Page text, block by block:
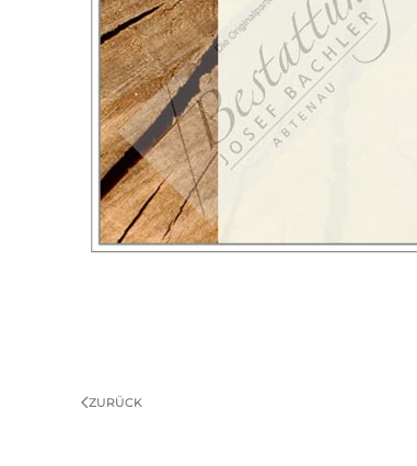
ZURÜCK